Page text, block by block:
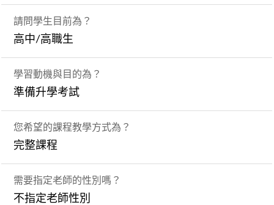
請問學生目前為？
高中/高職生
學習動機與目的為？
準備升學考試
您希望的課程教學方式為？
完整課程
需要指定老師的性別嗎？
不指定老師性別